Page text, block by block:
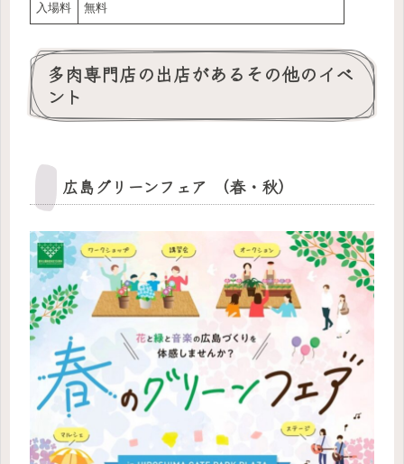
入場料 無料
多肉専門店の出店があるその他のイベ
ント
広島グリーンフェア （春・秋）